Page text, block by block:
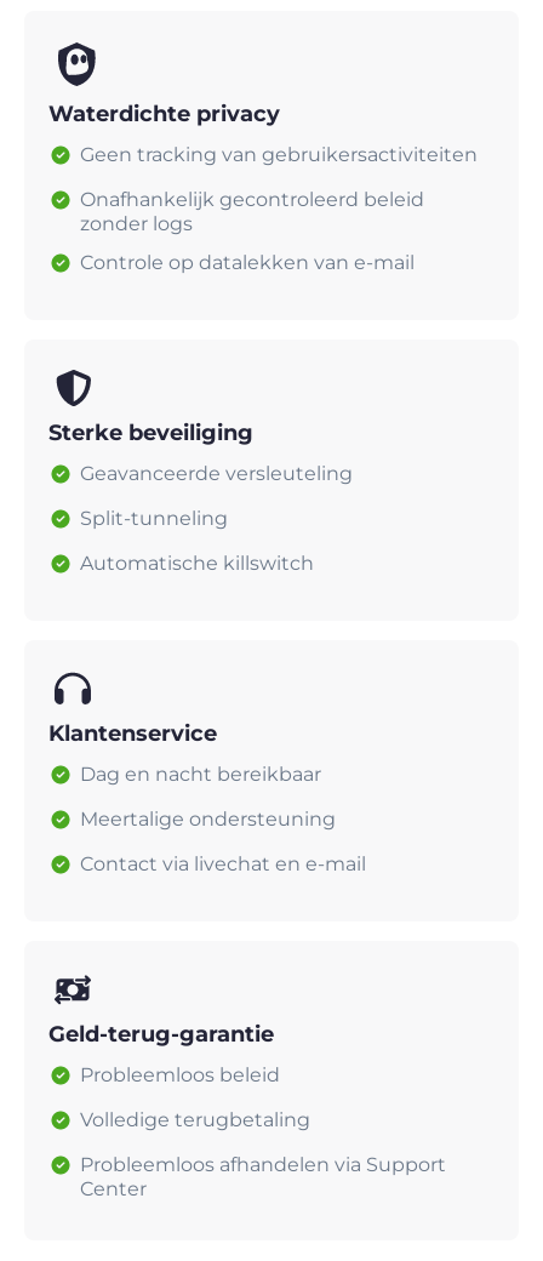
Waterdichte privacy
Geen tracking van gebruikersactiviteiten
Onafhankelijk gecontroleerd beleid
zonder logs
Controle op datalekken van e-mail
Sterke beveiliging
Geavanceerde versleuteling
Split-tunneling
Automatische killswitch
Klantenservice
Dag en nacht bereikbaar
Meertalige ondersteuning
Contact via livechat en e-mail
Geld-terug-garantie
Probleemloos beleid
Volledige terugbetaling
Probleemloos afhandelen via Support
Center